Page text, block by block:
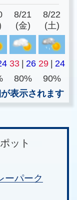
8/21
(金)
8/22
(土)
33 | 26 29 | 24
80%
90%
表示されます
ット
ーパーク